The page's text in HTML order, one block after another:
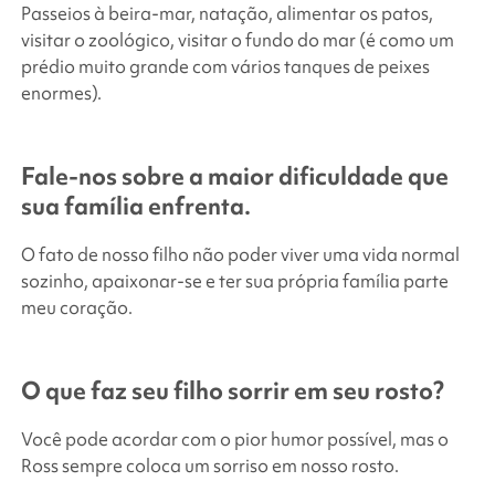
Passeios à beira-mar, natação, alimentar os patos,
visitar o zoológico, visitar o fundo do mar (é como um
prédio muito grande com vários tanques de peixes
enormes).
Fale-nos sobre a maior dificuldade que
sua família enfrenta.
O fato de nosso filho não poder viver uma vida normal
sozinho, apaixonar-se e ter sua própria família parte
meu coração.
O que faz seu filho sorrir em seu rosto?
Você pode acordar com o pior humor possível, mas o
Ross sempre coloca um sorriso em nosso rosto.